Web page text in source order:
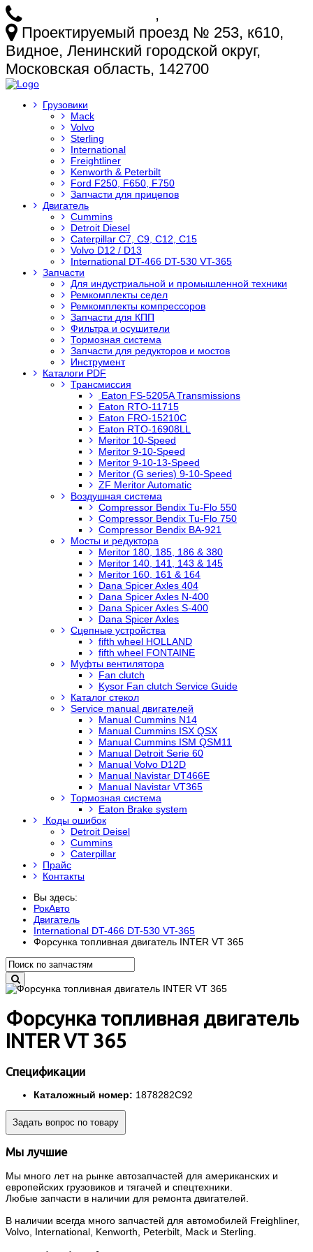
,
Проектируемый проезд № 253, к610,
Видное, Ленинский городской округ,
Московская область, 142700
Грузовики
Mack
Volvo
Sterling
International
Freightliner
Kenworth & Peterbilt
Ford F250, F650, F750
Запчасти для прицепов
Двигатель
Cummins
Detroit Diesel
Caterpillar C7, C9, C12, C15
Volvo D12 / D13
International DT-466 DT-530 VT-365
Запчасти
Для индустриальной и промышленной техники
Ремкомплекты седел
Ремкомплекты компрессоров
Запчасти для КПП
Фильтра и осушители
Тормозная система
Запчасти для редукторов и мостов
Инструмент
Каталоги PDF
Трансмиссия
Eaton FS-5205A Transmissions
Eaton RTO-11715
Eaton FRO-15210C
Eaton RTO-16908LL
Meritor 10-Speed
Meritor 9-10-Speed
Meritor 9-10-13-Speed
Meritor (G series) 9-10-Speed
ZF Meritor Automatic
Воздушная система
Compressor Bendix Tu-Flo 550
Compressor Bendix Tu-Flo 750
Compressor Bendix BA-921
Мосты и редуктора
Meritor 180, 185, 186 & 380
Meritor 140, 141, 143 & 145
Meritor 160, 161 & 164
Dana Spicer Axles 404
Dana Spicer Axles N-400
Dana Spicer Axles S-400
Dana Spicer Axles
Сцепные устройства
fifth wheel HOLLAND
fifth wheel FONTAINE
Муфты вентилятора
Fan clutch
Kysor Fan clutch Service Guide
Каталог стекол
Service manual двигателей
Manual Cummins N14
Manual Cummins ISX QSX
Manual Cummins ISM QSM11
Manual Detroit Serie 60
Manual Volvo D12D
Manual Navistar DT466E
Manual Navistar VT365
Тормозная система
Eaton Brake system
Коды ошибок
Detroit Deisel
Cummins
Caterpillar
Прайс
Контакты
Вы здесь:
РокАвто
Двигатель
International DT-466 DT-530 VT-365
Форсунка топливная двигатель INTER VT 365
Форсунка топливная двигатель
INTER VT 365
Спецификации
Каталожный номер: 1878282C92
Задать вопрос по товару
Мы лучшие
Мы много лет на рынке автозапчастей для американских и
европейских грузовиков и тягачей и спецтехники.
Любые запчасти в наличии для ремонта двигателей.
В наличии всегда много запчастей для автомобилей Freighliner,
Volvo, International, Kenworth, Peterbilt, Mack и Sterling.